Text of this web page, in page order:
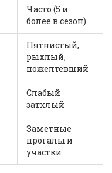
Часто (5 и
более в сезон)
Пятнистый,
рыхлый,
пожелтевший
Слабый
затхлый
Заметные
прогалы и
участки